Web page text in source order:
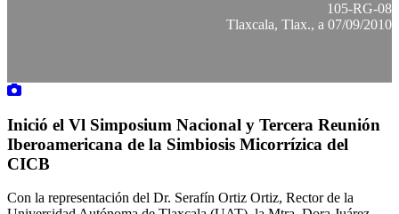
105-RG-08
Tlaxcala, Tlax., a 07/09/2010
Inició el Vl Simposium Nacional y Tercera Reunión
Iberoamericana de la Simbiosis Micorrízica del
CICB
Con la representación del Dr. Serafín Ortiz Ortiz, Rector de la